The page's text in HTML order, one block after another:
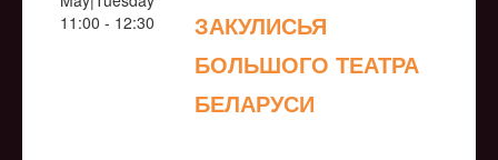
11:00 - 12:30
ЗАКУЛИСЬЯ
БОЛЬШОГО ТЕАТРА
БЕЛАРУСИ